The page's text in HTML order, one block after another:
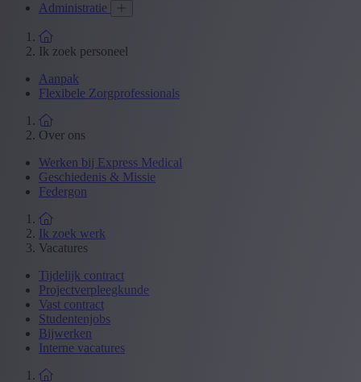
Administratie
Ik zoek personeel
Aanpak
Flexibele Zorgprofessionals
Over ons
Werken bij Express Medical
Geschiedenis & Missie
Federgon
Ik zoek werk
Vacatures
Tijdelijk contract
Projectverpleegkunde
Vast contract
Studentenjobs
Bijwerken
Interne vacatures